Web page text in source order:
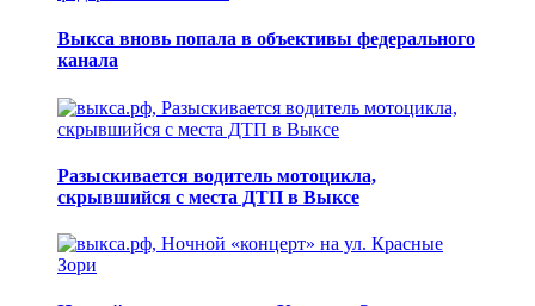
Выкса вновь попала в объективы федерального
канала
Разыскивается водитель мотоцикла,
скрывшийся с места ДТП в Выксе